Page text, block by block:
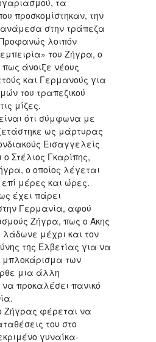
τα
προσκομίστηκαν, την
στην τράπεζα
λοιπόν
του Ζήγρα, ο
άνοιξε νέους
και Γερμανούς για
του τραπεζικού
μίζες.
ότι σύμφωνα με
ως μάρτυρας
Εισαγγελείς
ο Στέλιος Γκαρίπης,
ο οποίος λέγεται
μέρες και ώρες.
έχει πάρει
Γερμανία, αφού
Ζήγρα, πως ο Άκης
μέχρι και τον
της Ελβετίας για να
μπλοκάρισμα των
μια άλλη
προκαλέσει πανικό
Ζήγρας φέρεται να
του στο
γυναίκα-